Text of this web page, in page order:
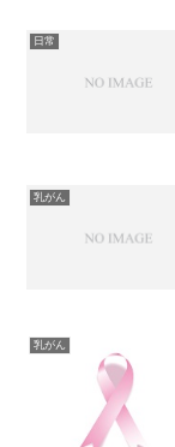
日常
乳がん
乳がん